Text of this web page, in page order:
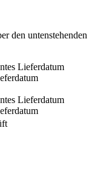
den untenstehenden
Lieferdatum
Lieferdatum